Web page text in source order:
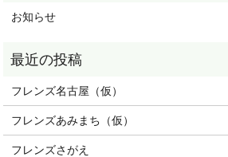
お知らせ
フレンズ名古屋（仮）
フレンズあみまち（仮）
フレンズさがえ